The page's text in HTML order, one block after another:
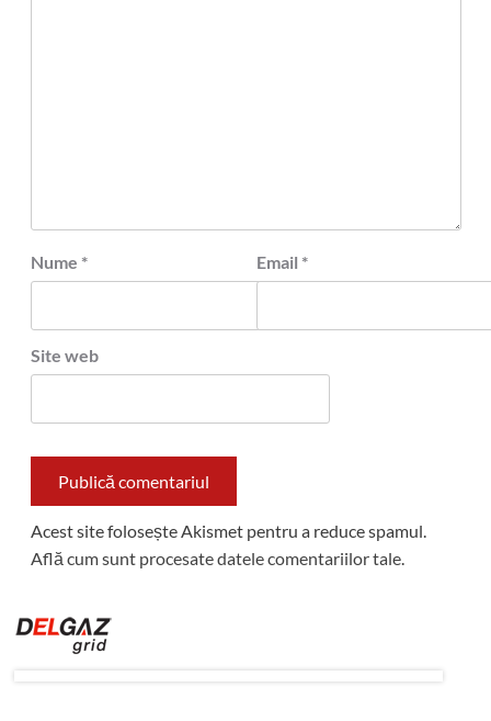
Nume * Email *
Site web
Acest site folosește Akismet pentru a reduce spamul.
Află cum sunt procesate datele comentariilor tale.